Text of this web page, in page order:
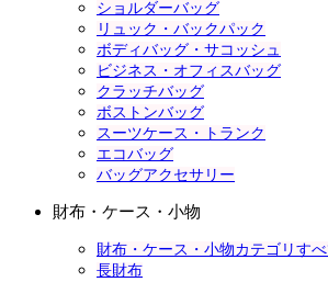
ショルダーバッグ
リュック・バックパック
ボディバッグ・サコッシュ
ビジネス・オフィスバッグ
クラッチバッグ
ボストンバッグ
スーツケース・トランク
エコバッグ
バッグアクセサリー
財布・ケース・小物
財布・ケース・小物カテゴリす
長財布